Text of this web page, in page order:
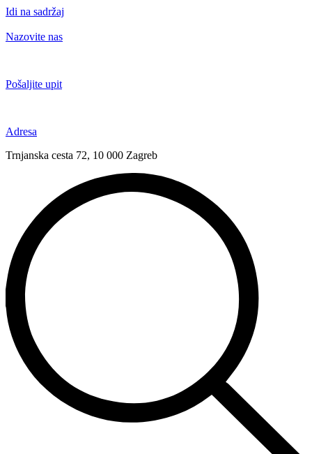
Idi na sadržaj
Nazovite nas
Pošaljite upit
Adresa
Trnjanska cesta 72, 10 000 Zagreb